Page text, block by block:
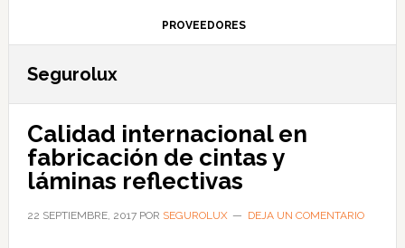
PROVEEDORES
Segurolux
Calidad internacional en
fabricación de cintas y
láminas reflectivas
22 SEPTIEMBRE, 2017POR SEGUROLUX DEJA UN COMENTARIO